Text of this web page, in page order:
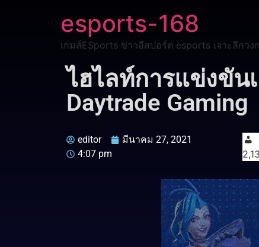
esports-168
เกมส์ESports ข่าวอีสปอร์ต esports เจาะลึกวง
ไฮไลท์การแข่งขัน
Daytrade Gaming
editor
มีนาคม 27, 2021
4:07 pm